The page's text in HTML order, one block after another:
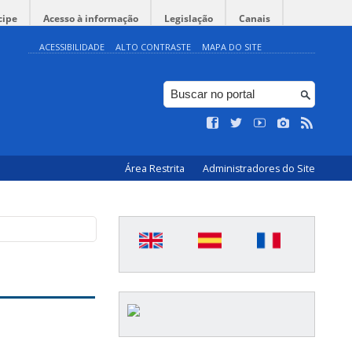
Acesso à informação Legislação Canais
ACESSIBILIDADE ALTO CONTRASTE MAPA DO SITE
Área Restrita Administradores do Site